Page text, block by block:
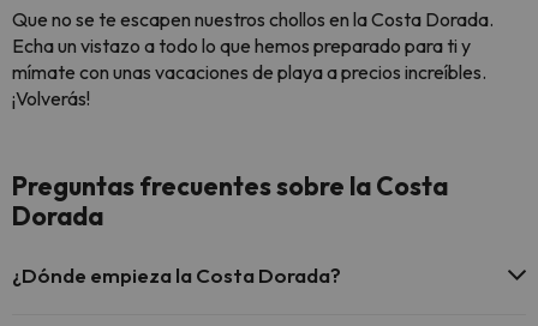
Que no se te escapen nuestros chollos en la Costa Dorada.
Echa un vistazo a todo lo que hemos preparado para ti y
mímate con unas vacaciones de playa a precios increíbles.
¡Volverás!
Preguntas frecuentes sobre la Costa
Dorada
¿Dónde empieza la Costa Dorada?